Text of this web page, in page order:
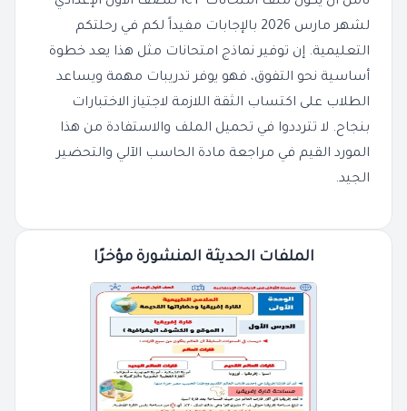
لشهر مارس 2026 بالإجابات مفيداً لكم في رحلتكم
التعليمية. إن توفير نماذج امتحانات مثل هذا يعد خطوة
أساسية نحو التفوق، فهو يوفر تدريبات مهمة ويساعد
الطلاب على اكتساب الثقة اللازمة لاجتياز الاختبارات
بنجاح. لا تترددوا في تحميل الملف والاستفادة من هذا
المورد القيم في مراجعة مادة الحاسب الآلي والتحضير
الجيد.
الملفات الحديثة المنشورة مؤخرًا